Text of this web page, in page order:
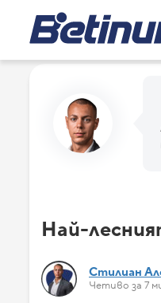
Най-
Стилиан
Четиво за 7